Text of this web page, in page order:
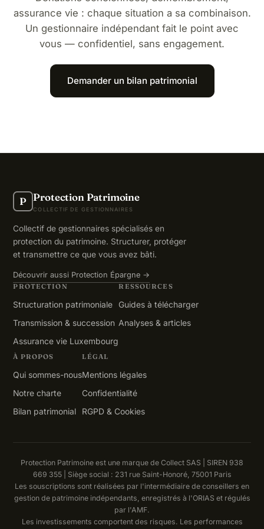
assurance vie : chaque situation a sa combinaison.
Un gestionnaire indépendant fait le point avec
vous — confidentiel, sans engagement.
Demander un bilan patrimonial
P Protection Patrimoine
COLLECTIF DE GESTIONNAIRES
Collectif de gestionnaires spécialisés en
protection du patrimoine. Structurer, protéger
et transmettre ce que vous avez bâti.
Découvrir aussi Protection Épargne →
PROTECTION
Structuration patrimoniale
Transmission & succession
Assurance vie Luxembourg
RESSOURCES
Guides à télécharger
Analyses & articles
À PROPOS
Qui sommes-nous
Notre charte
Bilan patrimonial
LÉGAL
Mentions légales
Confidentialité
RGPD & Cookies
Protection Patrimoine est une marque de Collect SAS | SIREN 938
669 355 | Siège social : 231 rue Saint-Honoré, 75001 Paris
Les souscriptions sont réalisées par l'intermédiaire de conseillers en
gestion de patrimoine indépendants, enregistrés à l'ORIAS et régulés
par l'AMF.
Les investissements comportent des risques. Les performances